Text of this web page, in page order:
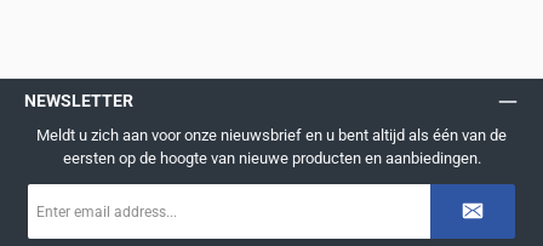
NEWSLETTER
Meldt u zich aan voor onze nieuwsbrief en u bent altijd als één van de
eersten op de hoogte van nieuwe producten en aanbiedingen.
mailadres